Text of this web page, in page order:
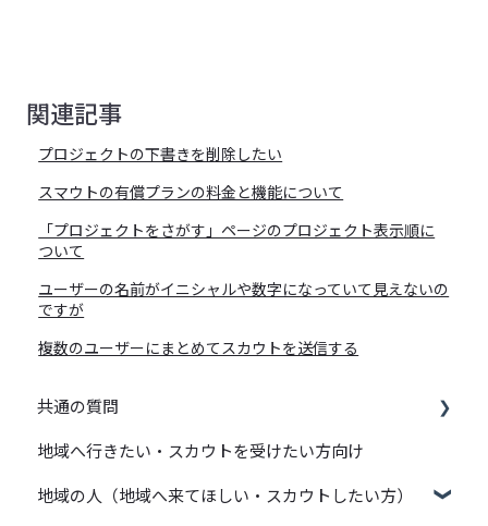
関連記事
プロジェクトの下書きを削除したい
スマウトの有償プランの料金と機能について
「プロジェクトをさがす」ページのプロジェクト表示順に
ついて
ユーザーの名前がイニシャルや数字になっていて見えないの
ですが
複数のユーザーにまとめてスカウトを送信する
共通の質問
スマウトの基本機能（プロジェクトやメッセージ
地域へ行きたい・スカウトを受けたい方向け
地域の人（地域へ来てほしい・スカウトしたい方）